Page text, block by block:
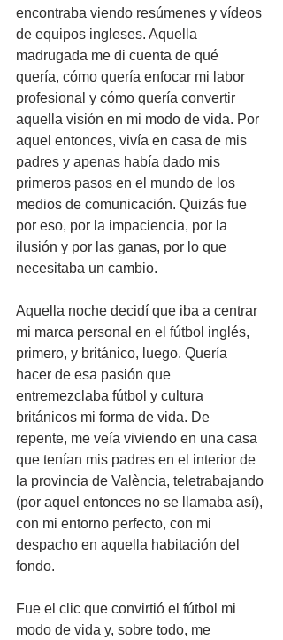
encontraba viendo resúmenes y vídeos
de equipos ingleses. Aquella
madrugada me di cuenta de qué
quería, cómo quería enfocar mi labor
profesional y cómo quería convertir
aquella visión en mi modo de vida. Por
aquel entonces, vivía en casa de mis
padres y apenas había dado mis
primeros pasos en el mundo de los
medios de comunicación. Quizás fue
por eso, por la impaciencia, por la
ilusión y por las ganas, por lo que
necesitaba un cambio.
Aquella noche decidí que iba a centrar
mi marca personal en el fútbol inglés,
primero, y británico, luego. Quería
hacer de esa pasión que
entremezclaba fútbol y cultura
británicos mi forma de vida. De
repente, me veía viviendo en una casa
que tenían mis padres en el interior de
la provincia de València, teletrabajando
(por aquel entonces no se llamaba así),
con mi entorno perfecto, con mi
despacho en aquella habitación del
fondo.
Fue el clic que convirtió el fútbol mi
modo de vida y, sobre todo, me